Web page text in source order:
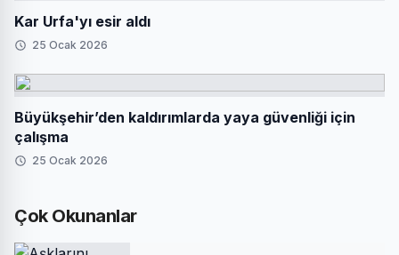
Kar Urfa'yı esir aldı
25 Ocak 2026
Büyükşehir’den kaldırımlarda yaya güvenliği için
çalışma
25 Ocak 2026
Çok Okunanlar